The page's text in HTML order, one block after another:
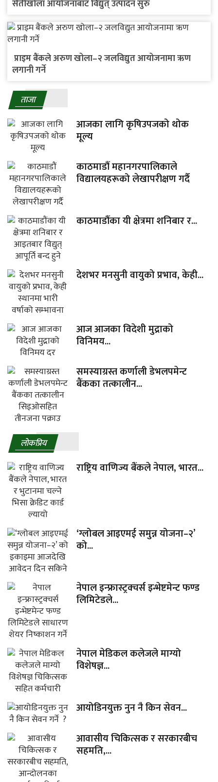
सेतीखोला आयोजनाबाट विद्युत् उत्पादन सुरु
प्राइम बैंकले अरुण खोला–२ जलविद्युत आयोजनामा ऋण
लगानी गर्ने
ताजा
आजका लागि कृषिउपजको थोक
मूल्य
काठमाडौं महानगरपालिकाले
विद्यालयहरूको लेखापरीक्षण गर्दै
काठमाडौंका यी क्षेत्रमा शनिबार र...
देशभर मनसुनी वायुको प्रभाव, केही...
आज आजका विदेशी मुद्राको
विनिमय...
समस्याग्रस्त कर्णाली डेभलपमेन्ट
बैंकका तत्कालीन...
लाेकप्रिय
राष्ट्रिय वाणिज्य बैंकले नेपाल, भारत...
‘ग्लोबल आइएमई समुन्न योजना–२’
को...
नेपाल इन्फ्रास्ट्रक्चर्स इन्भेष्टमेन्ट फण्ड
लिमिटेडले...
नेपाल मेडिकल कलेजले माग्यो
विशेषज्ञ...
आयोडिनयुक्त नुन नै किन सेवन...
आवासीय चिकित्सक र सरकारबीच
सहमति,...